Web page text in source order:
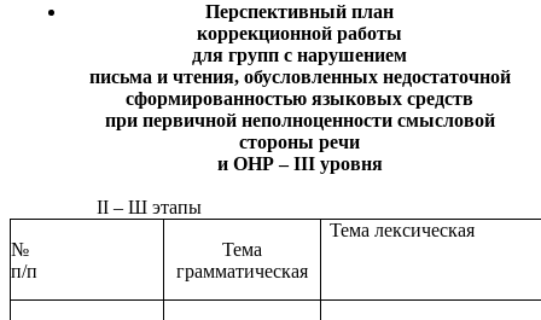
Перспективный план
коррекционной работы
для групп с нарушением
письма и чтения, обусловленных недостаточной
сформированностью языковых средств
при первичной неполноценности смысловой
стороны речи
и ОНР – III уровня
II – Ш этапы
№
п/п
Тема
грамматическая
Тема лексическая